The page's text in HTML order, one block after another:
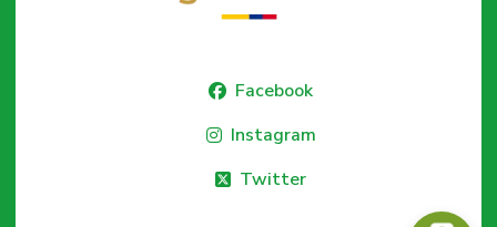
Facebook
Instagram
Twitter